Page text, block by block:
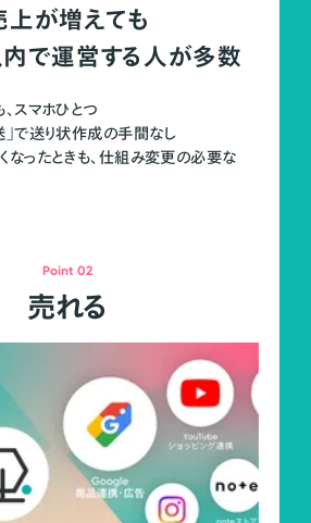
上が増えても
で運営する人が多数
スマホひとつ
」で送り状作成の手間なし
なったときも、仕組み変更の必要な
Point 02
売れる